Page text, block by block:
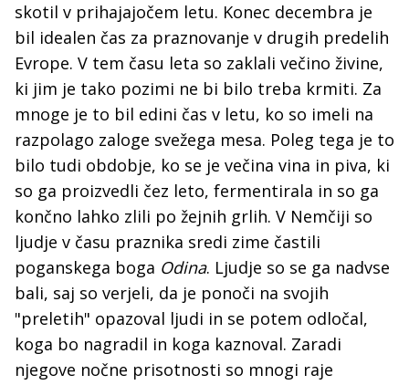
skotil v prihajajočem letu. Konec decembra je
bil idealen čas za praznovanje v drugih predelih
Evrope. V tem času leta so zaklali večino živine,
ki jim je tako pozimi ne bi bilo treba krmiti. Za
mnoge je to bil edini čas v letu, ko so imeli na
razpolago zaloge svežega mesa. Poleg tega je to
bilo tudi obdobje, ko se je večina vina in piva, ki
so ga proizvedli čez leto, fermentirala in so ga
končno lahko zlili po žejnih grlih. V Nemčiji so
ljudje v času praznika sredi zime častili
poganskega boga Odina. Ljudje so se ga nadvse
bali, saj so verjeli, da je ponoči na svojih
"preletih" opazoval ljudi in se potem odločal,
koga bo nagradil in koga kaznoval. Zaradi
njegove nočne prisotnosti so mnogi raje